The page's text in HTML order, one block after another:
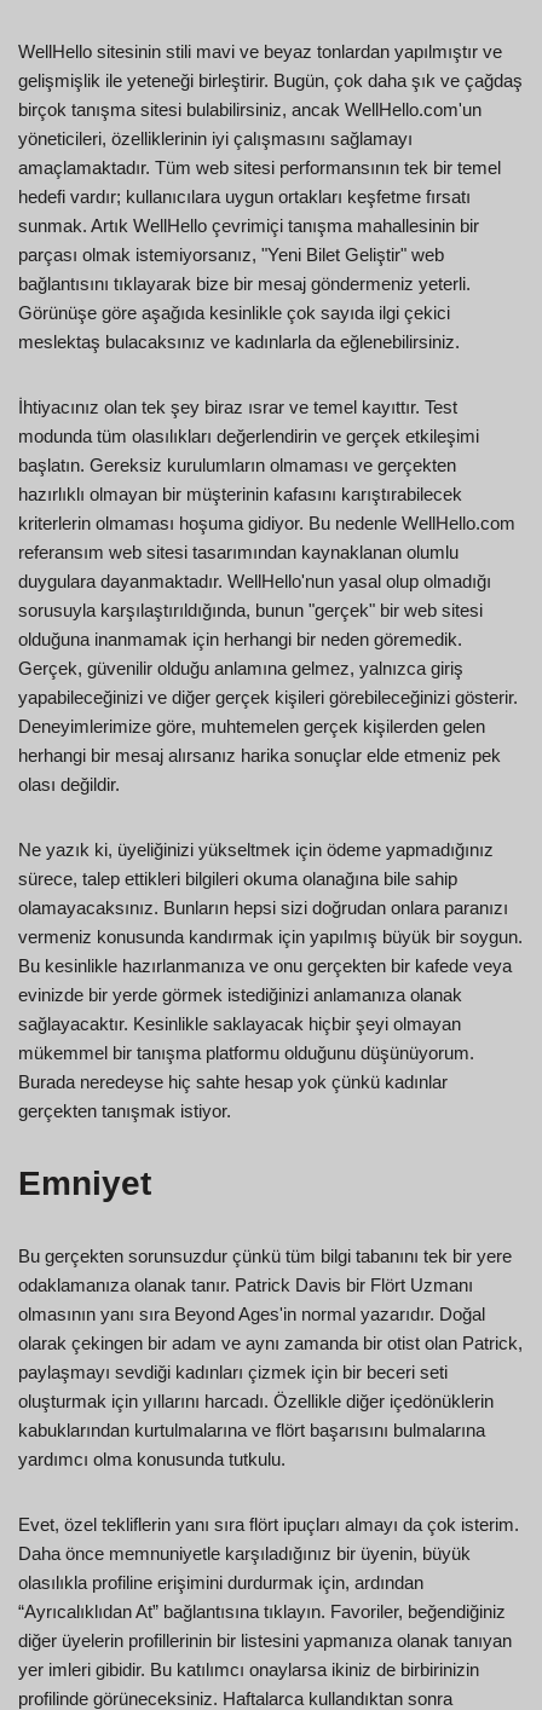
WellHello sitesinin stili mavi ve beyaz tonlardan yapılmıştır ve
gelişmişlik ile yeteneği birleştirir. Bugün, çok daha şık ve çağdaş
birçok tanışma sitesi bulabilirsiniz, ancak WellHello.com'un
yöneticileri, özelliklerinin iyi çalışmasını sağlamayı
amaçlamaktadır. Tüm web sitesi performansının tek bir temel
hedefi vardır; kullanıcılara uygun ortakları keşfetme fırsatı
sunmak. Artık WellHello çevrimiçi tanışma mahallesinin bir
parçası olmak istemiyorsanız, "Yeni Bilet Geliştir" web
bağlantısını tıklayarak bize bir mesaj göndermeniz yeterli.
Görünüşe göre aşağıda kesinlikle çok sayıda ilgi çekici
meslektaş bulacaksınız ve kadınlarla da eğlenebilirsiniz.
İhtiyacınız olan tek şey biraz ısrar ve temel kayıttır. Test
modunda tüm olasılıkları değerlendirin ve gerçek etkileşimi
başlatın. Gereksiz kurulumların olmaması ve gerçekten
hazırlıklı olmayan bir müşterinin kafasını karıştırabilecek
kriterlerin olmaması hoşuma gidiyor. Bu nedenle WellHello.com
referansım web sitesi tasarımından kaynaklanan olumlu
duygulara dayanmaktadır. WellHello'nun yasal olup olmadığı
sorusuyla karşılaştırıldığında, bunun "gerçek" bir web sitesi
olduğuna inanmamak için herhangi bir neden göremedik.
Gerçek, güvenilir olduğu anlamına gelmez, yalnızca giriş
yapabileceğinizi ve diğer gerçek kişileri görebileceğinizi gösterir.
Deneyimlerimize göre, muhtemelen gerçek kişilerden gelen
herhangi bir mesaj alırsanız harika sonuçlar elde etmeniz pek
olası değildir.
Ne yazık ki, üyeliğinizi yükseltmek için ödeme yapmadığınız
sürece, talep ettikleri bilgileri okuma olanağına bile sahip
olamayacaksınız. Bunların hepsi sizi doğrudan onlara paranızı
vermeniz konusunda kandırmak için yapılmış büyük bir soygun.
Bu kesinlikle hazırlanmanıza ve onu gerçekten bir kafede veya
evinizde bir yerde görmek istediğinizi anlamanıza olanak
sağlayacaktır. Kesinlikle saklayacak hiçbir şeyi olmayan
mükemmel bir tanışma platformu olduğunu düşünüyorum.
Burada neredeyse hiç sahte hesap yok çünkü kadınlar
gerçekten tanışmak istiyor.
Emniyet
Bu gerçekten sorunsuzdur çünkü tüm bilgi tabanını tek bir yere
odaklamanıza olanak tanır. Patrick Davis bir Flört Uzmanı
olmasının yanı sıra Beyond Ages'in normal yazarıdır. Doğal
olarak çekingen bir adam ve aynı zamanda bir otist olan Patrick,
paylaşmayı sevdiği kadınları çizmek için bir beceri seti
oluşturmak için yıllarını harcadı. Özellikle diğer içedönüklerin
kabuklarından kurtulmalarına ve flört başarısını bulmalarına
yardımcı olma konusunda tutkulu.
Evet, özel tekliflerin yanı sıra flört ipuçları almayı da çok isterim.
Daha önce memnuniyetle karşıladığınız bir üyenin, büyük
olasılıkla profiline erişimini durdurmak için, ardından
“Ayrıcalıklıdan At” bağlantısına tıklayın. Favoriler, beğendiğiniz
diğer üyelerin profillerinin bir listesini yapmanıza olanak tanıyan
yer imleri gibidir. Bu katılımcı onaylarsa ikiniz de birbirinizin
profilinde görüneceksiniz. Haftalarca kullandıktan sonra